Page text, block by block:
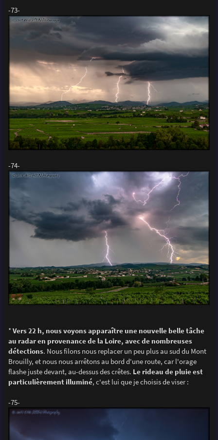
-73-
-74-
*Vers 22 h, nous voyons apparaître une nouvelle belle tâche
au radar en provenance de la Loire, avec de nombreuses
détections. Nous filons nous replacer un peu plus au sud du Mont
Brouilly, et nous nous arrêtons au bord d'une route, car l'orage
flashe juste devant, au-dessus des crêtes. Le rideau de pluie est
particulièrement illuminé, c'est lui que je choisis de viser :
-75-